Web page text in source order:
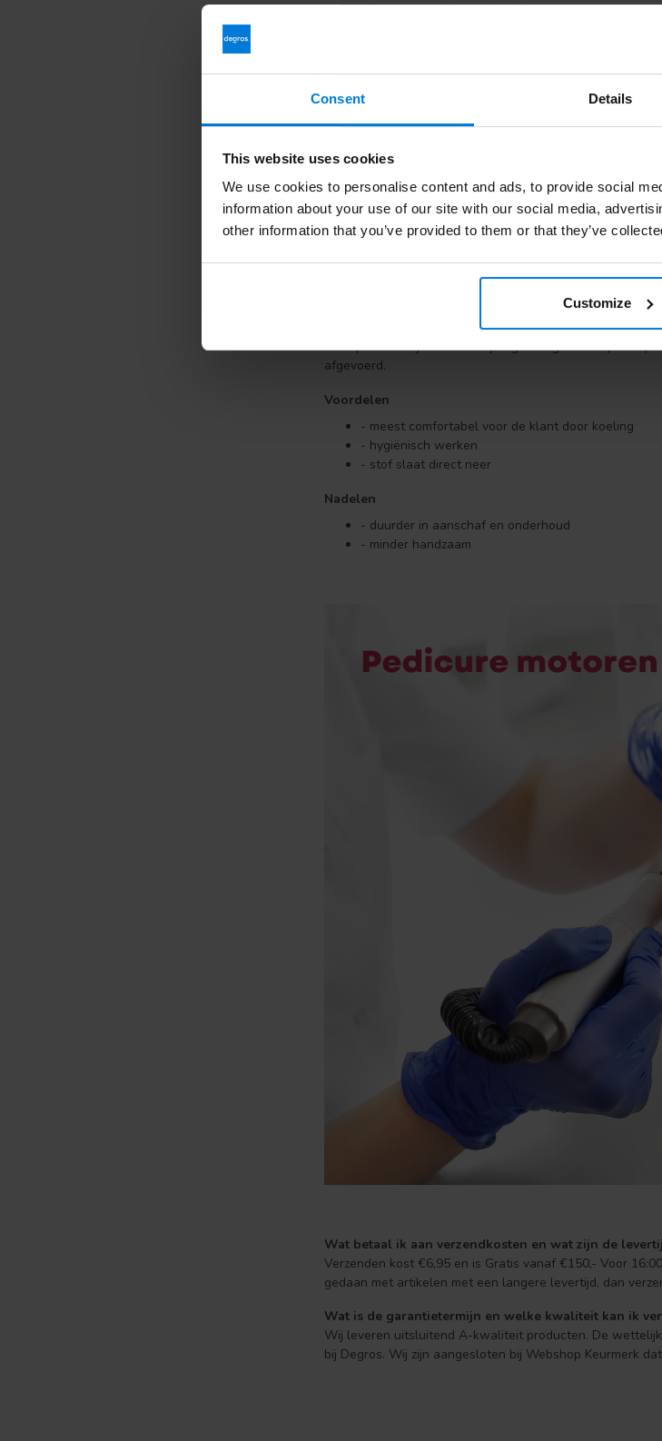
Consent Details
This website uses cookies
We use cookies to personalise content and ads, to provide social
information about your use of our site with our social media,
other information that you’ve provided to them or that they’ve
Customize
- freesoppervlak wordt snel heet
Deze pedicuremotor werkt ook met de droogtechniek,
en een handstuk met
stofzak.
- hygiënisch werken door de stofafzuiging
- geschikt voor nagelstylistes en pedicures
Nadelen
- freesoppervlak wordt snel heet
Nattechniek pedicuremotor
Een nattechniek pedicuremotor bestaat uit een
met sproeimondje. Door dit fijne geïntregreerde
afgevoerd.
Voordelen
- meest comfortabel voor de klant door koeling
- hygiënisch werken
- stof slaat direct neer
Nadelen
- duurder in aanschaf en onderhoud
- minder handzaam
Wat betaal ik aan verzendkosten en wat zijn de
Verzenden kost €6,95 en is Gratis vanaf €150,- Voor
gedaan met artikelen met een langere levertijd, dan
Wat is de garantietermijn en welke kwaliteit kan ik
Wij leveren uitsluitend A-kwaliteit producten. De
bij Degros. Wij zijn aangesloten bij Webshop Keurmerk